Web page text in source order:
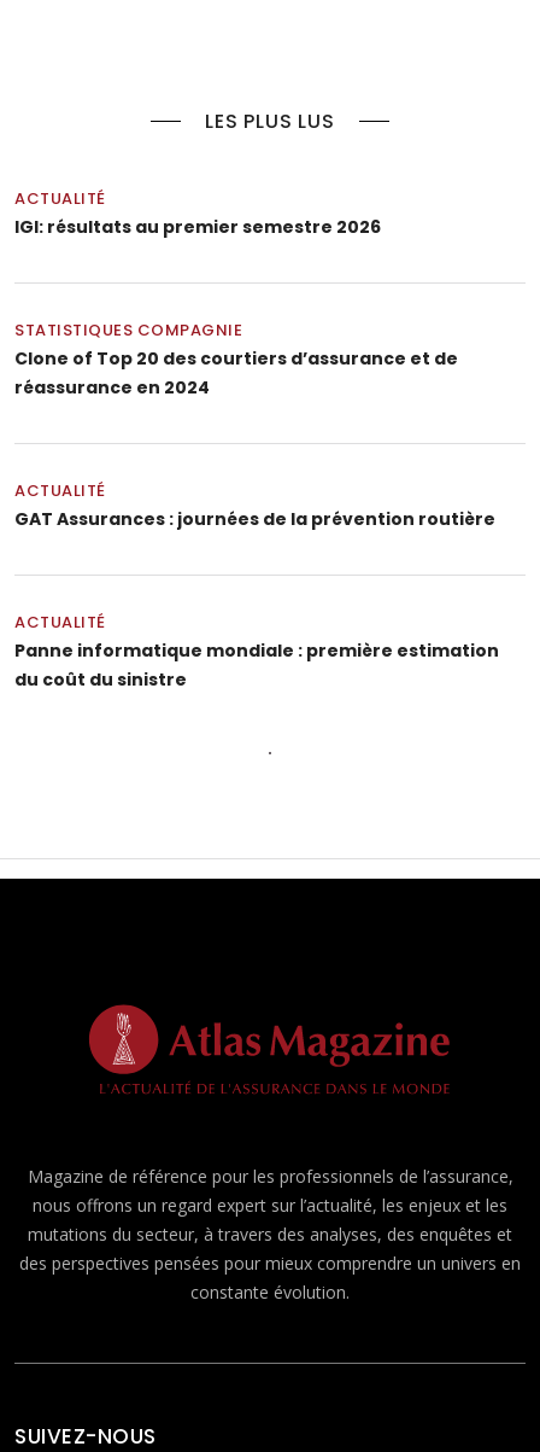
LES PLUS LUS
ACTUALITÉ
IGI: résultats au premier semestre 2026
STATISTIQUES COMPAGNIE
Clone of Top 20 des courtiers d’assurance et de
réassurance en 2024
ACTUALITÉ
GAT Assurances : journées de la prévention routière
ACTUALITÉ
Panne informatique mondiale : première estimation
du coût du sinistre
Magazine de référence pour les professionnels de l’assurance,
nous offrons un regard expert sur l’actualité, les enjeux et les
mutations du secteur, à travers des analyses, des enquêtes et
des perspectives pensées pour mieux comprendre un univers en
constante évolution.
SUIVEZ-NOUS